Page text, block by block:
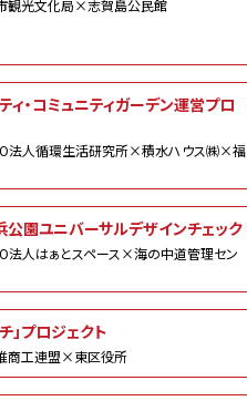
観光文化局×志賀島公民館
ィ・コミュニティガーデン運営プロ
法人循環生活研究所×積水ハウス㈱×福
園ユニバーサルデザインチェック
人はぁとスペース×海の中道管理セン
」プロジェクト
商工連盟×東区役所